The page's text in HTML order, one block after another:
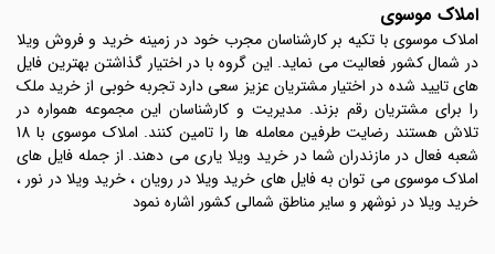
املاک موسوی
املاک موسوی با تکیه بر کارشناسان مجرب خود در زمینه خرید و فروش ویلا
در شمال کشور فعالیت می نماید. این گروه با در اختیار گذاشتن بهترین فایل
های تایید شده در اختیار مشتریان عزیز سعی دارد تجربه خوبی از خرید ملک
را برای مشتریان رقم بزند. مدیریت و کارشناسان این مجموعه همواره در
تلاش هستند رضایت طرفین معامله ها را تامین کنند. املاک موسوی با 18
شعبه فعال در مازندران شما در خرید ویلا یاری می دهند. از جمله فایل های
املاک موسوی می توان به فایل های خرید ویلا در رویان ، خرید ویلا در نور ،
خرید ویلا در نوشهر و سایر مناطق شمالی کشور اشاره نمود